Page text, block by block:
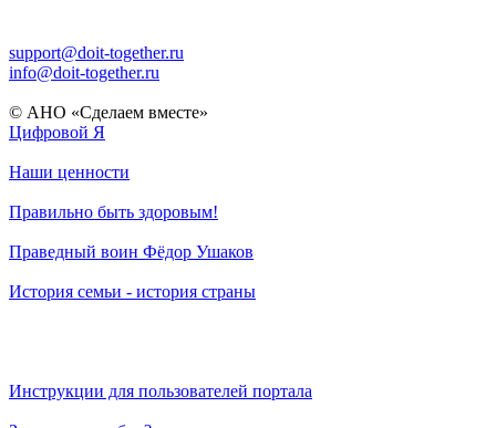
support@doit-together.ru
info@doit-together.ru
© АНО «Сделаем вместе»
Цифровой Я
Наши ценности
Правильно быть здоровым!
Праведный воин Фёдор Ушаков
История семьи - история страны
Инструкции для пользователей портала